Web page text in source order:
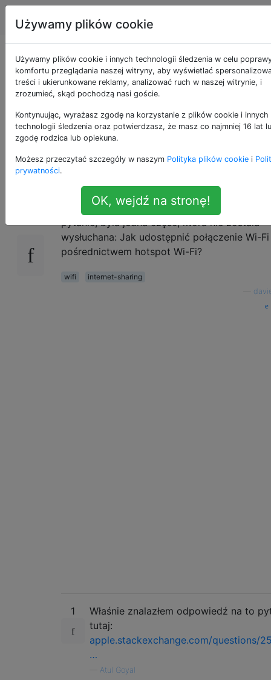
Apple Tagi
Jak udostępnić
połączenie Wi-Fi za
pośrednictwem
hotspotu Wi-Fi?
To pytanie jest przedłużeniem tego pytania
Chociaż moja odpowiedźnie odpowiedzieć
pytanie, była jedna część, która nie została
wysłuchana: Jak udostępnić połączenie Wi-
pośrednictwem hotspot Wi-Fi?
wifi
internet-sharing
1
Właśnie znalazłem odpowiedź na to
tutaj:
apple.stackexchange.com/questions/
…
Atul Goyal
Używamy plików cookie
Używamy plików cookie i innych technologii śledzenia w celu
komfortu przeglądania naszej witryny, aby wyświetlać
treści i ukierunkowane reklamy, analizować ruch w naszej witrynie, i
zrozumieć, skąd pochodzą nasi goście.
Kontynuując, wyrażasz zgodę na korzystanie z plików cookie i innych
technologii śledzenia oraz potwierdzasz, że masz co najmniej 16 lat
zgodę rodzica lub opiekuna.
Możesz przeczytać szczegóły w naszym Polityka plików cookie i
prywatności.
OK, wejdź na stronę!